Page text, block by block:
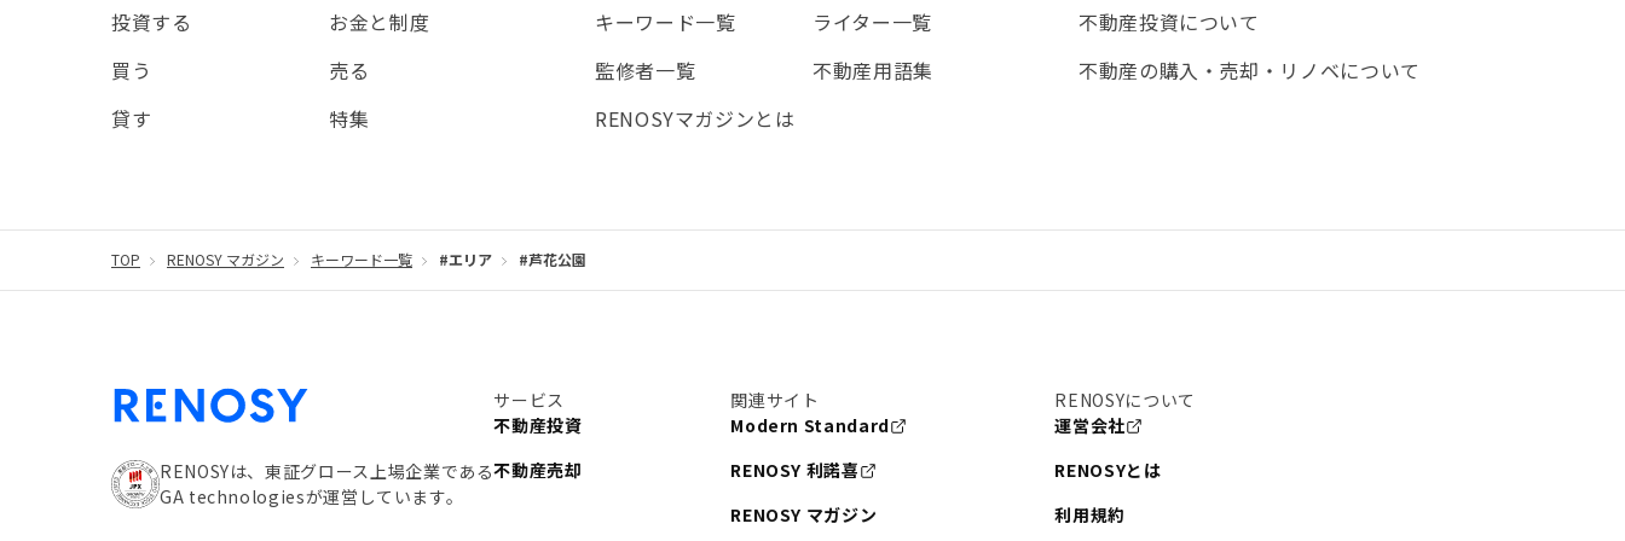
投資する
お金と制度
買う
売る
貸す
特集
キーワード一覧
ライター一覧
監修者一覧
不動産用語集
RENOSYマガジンとは
不動産投資について
不動産の購入・売却・リノベについて
TOP RENOSY マガジン キーワード一覧 #エリア #芦花公園
RENOSYは、東証グロース上場企業である
GA technologiesが運営しています。
サービス
不動産投資
不動産売却
関連サイト
Modern Standard
RENOSY 利諾喜
RENOSY マガジン
RENOSYについて
運営会社
RENOSYとは
利用規約